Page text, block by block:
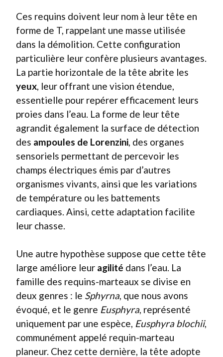
Ces requins doivent leur nom à leur tête en
forme de T, rappelant une masse utilisée
dans la démolition. Cette configuration
particulière leur confère plusieurs avantages.
La partie horizontale de la tête abrite les
yeux , leur offrant une vision étendue,
essentielle pour repérer efficacement leurs
proies dans l’eau. La forme de leur tête
agrandit également la surface de détection
des ampoules de Lorenzini , des organes
sensoriels permettant de percevoir les
champs électriques émis par d’autres
organismes vivants, ainsi que les variations
de température ou les battements
cardiaques. Ainsi, cette adaptation facilite
leur chasse.
Une autre hypothèse suppose que cette tête
large améliore leur agilité dans l’eau. La
famille des requins-marteaux se divise en
deux genres : le Sphyrna, que nous avons
évoqué, et le genre Eusphyra, représenté
uniquement par une espèce, Eusphyra blochii,
communément appelé requin-marteau
planeur. Chez cette dernière, la tête adopte